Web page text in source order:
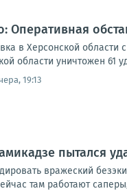
Оперативная
в Херсонской
области уничтожен 61
19:13
пытался
вражеский
там работают